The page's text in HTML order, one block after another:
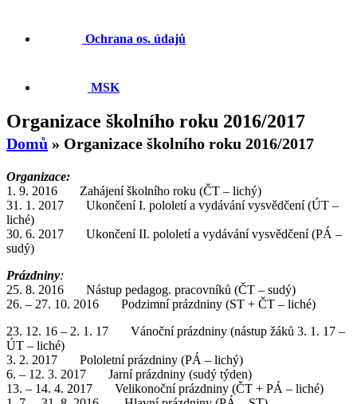
Ochrana os. údajů
MSK
Organizace školního roku 2016/2017
Domů » Organizace školního roku 2016/2017
Organizace:
1. 9. 2016 Zahájení školního roku (ČT – lichý)
31. 1. 2017 Ukončení I. pololetí a vydávání vysvědčení (ÚT –
liché)
30. 6. 2017 Ukončení II. pololetí a vydávání vysvědčení (PÁ –
sudý)
Prázdniny:
25. 8. 2016 Nástup pedagog. pracovníků (ČT – sudý)
26. – 27. 10. 2016 Podzimní prázdniny (ST + ČT – liché)
23. 12. 16 – 2. 1. 17 Vánoční prázdniny (nástup žáků 3. 1. 17 –
ÚT – liché)
3. 2. 2017 Pololetní prázdniny (PÁ – lichý)
6. – 12. 3. 2017 Jarní prázdniny (sudý týden)
13. – 14. 4. 2017 Velikonoční prázdniny (ČT + PÁ – liché)